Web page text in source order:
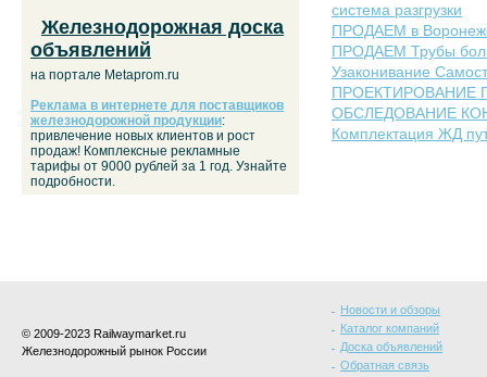
система разгрузки
ПРОДАЕМ в
ПРОДАЕМ Трубы
Узаконивание
ПРОЕКТИРОВАНИЕ
ОБСЛЕДОВАНИЕ
Комплектация ЖД
Железнодорожная доска
объявлений
на портале Metaprom.ru
Реклама в интернете для поставщиков
железнодорожной продукции:
привлечение новых клиентов и рост
продаж! Комплексные рекламные
тарифы от 9000 рублей за 1 год. Узнайте
подробности.
© 2009-2023 Railwaymarket.ru
Железнодорожный рынок России
Новости и обзоры
Каталог компаний
Доска объявлений
Обратная связь